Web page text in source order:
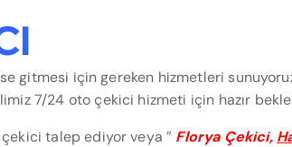
gitmesi için gereken hizmetleri
7/24 oto çekici hizmeti için hazır
talep ediyor veya ” Florya Çekici,